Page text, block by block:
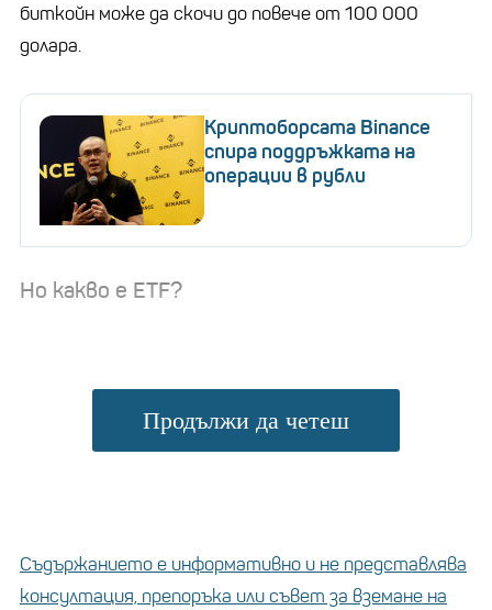
биткойн може да скочи до повече от 100 000
долара.
Криптоборсата Binance
спира поддръжката на
операции в рубли
Но какво е ETF?
ETF може да включва комбинация от златни и
Продължи да четеш
Съдържанието е информативно и не представлява
консултация, препоръка или съвет за вземане на